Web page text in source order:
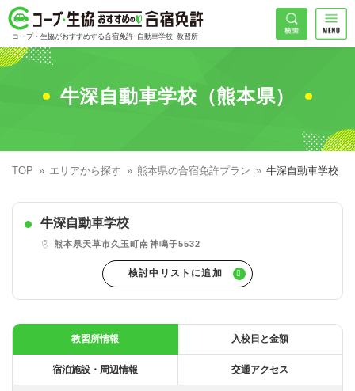
コープ・生協おすすめの合宿免許
コープ・生協がおすすめする合宿免許･自動車学校･教習所
HOME
コープ・生協おすすめの合宿免許ランキング
普通車
大型二輪
準中型車
大型特殊
エリアで探す
東北エリア
甲信越エリア
東海エリア
早割
学割
組合員特典
キャンペーンで探す
こだわり条件で探す
コープ合宿免許スタッフがおすすめの教習所
お一人でも安心な教習所
教習料金が安い教習所
入校日で探す
私たちについて
コープ・生協おすすめの合宿免許パンフレット
地域
希望入校日
71 件が見つかりました
検索
牛深自動車学校（熊本県）
TOP エリアから探す 熊本県の合宿免許プラン 牛深自動車学校
牛深自動車学校
熊本県天草市久玉町南神鳴子5532
教習所情報 入校日と金額
宿泊施設・周辺情報 交通アクセス